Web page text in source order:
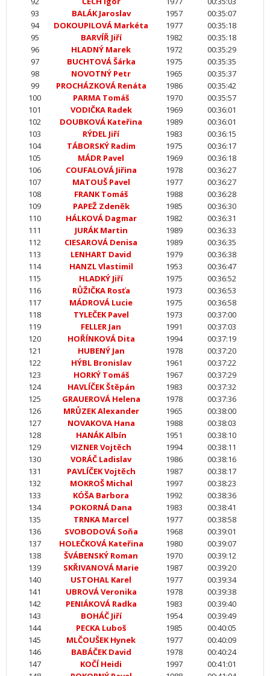
93
BALÁK Jaroslav 1957
00:35:07
94
DOKOUPILOVÁ Markéta 1977
00:35:18
95
BARVÍŘ Jiří 1982
00:35:18
96
HLADNÝ Marek 1972
00:35:29
97
BUCHTOVÁ Šárka 1975
00:35:35
98
NOVOTNÝ Petr 1965
00:35:37
99
PROCHÁZKOVÁ Renáta 1986
00:35:42
100
PARMA Tomáš 1970
00:35:57
101
VODIČKA Radek 1969
00:36:01
102
DOUBKOVÁ Kateřina 1989
00:36:01
103
RÝDEL Jiří 1983
00:36:15
104
TÁBORSKÝ Radim 1975
00:36:17
105
MÁDR Pavel 1969
00:36:18
106
COUFALOVÁ Jiřina 1978
00:36:27
107
MATOUŠ Pavel 1977
00:36:27
108
FRANK Tomáš 1988
00:36:28
109
PAPEŽ Zdeněk 1985
00:36:30
110
HÁLKOVÁ Dagmar 1982
00:36:31
111
JURÁK Martin 1989
00:36:33
112
CIESAROVÁ Denisa 1989
00:36:35
113
LENHART David 1979
00:36:38
114
HANZL Vlastimil 1953
00:36:47
115
HLADKÝ Jiří 1975
00:36:52
116
RŮŽIČKA Rosťa 1973
00:36:53
117
MÁDROVÁ Lucie 1975
00:36:58
118
TYLEČEK Pavel 1973
00:37:00
119
FELLER Jan 1991
00:37:03
120
HOŘÍNKOVÁ Dita 1994
00:37:19
121
HUBENÝ Jan 1978
00:37:20
122
HÝBL Bronislav 1961
00:37:22
123
HORKÝ Tomáš 1967
00:37:29
124
HAVLÍČEK Štěpán 1983
00:37:32
125
GRAUEROVÁ Helena 1978
00:37:36
126
MRŮZEK Alexander 1965
00:38:00
127
NOVAKOVA Hana 1988
00:38:03
128
HANÁK Albín 1951
00:38:10
129
VIZNER Vojtěch 1994
00:38:11
130
VORÁČ Ladislav 1986
00:38:16
131
PAVLÍČEK Vojtěch 1987
00:38:17
132
MOKROŠ Michal 1997
00:38:23
133
KÓŠA Barbora 1992
00:38:36
134
POKORNÁ Dana 1983
00:38:41
135
TRNKA Marcel 1977
00:38:58
136
SVOBODOVÁ Soňa 1968
00:39:01
137
HOLEČKOVÁ Kateřina 1980
00:39:07
138
ŠVÁBENSKÝ Roman 1970
00:39:12
139
SKŘIVANOVÁ Marie 1987
00:39:20
140
USTOHAL Karel 1977
00:39:34
141
UBROVÁ Veronika 1978
00:39:38
142
PENIÁKOVÁ Radka 1983
00:39:40
143
BOHÁČ Jiří 1954
00:39:49
144
PECKA Luboš 1985
00:40:05
145
MLČOUŠEK Hynek 1977
00:40:09
146
BABÁČEK David 1978
00:40:24
147
KOČÍ Heidi 1997
00:41:01